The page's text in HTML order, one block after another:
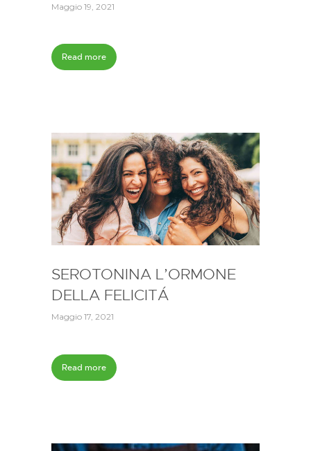
Maggio 19, 2021
Read more
SEROTONINA L’ORMONE
DELLA FELICITÁ
Maggio 17, 2021
Read more